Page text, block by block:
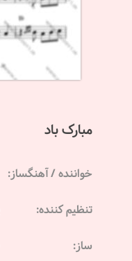
مبارک باد
خواننده / آهنگساز:
تنظیم کننده:
ساز: